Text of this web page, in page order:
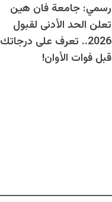
رسمي: جامعة فان هين
تعلن الحد الأدنى لقبول
2026.. تعرف على درجاتك
قبل فوات الأوان!